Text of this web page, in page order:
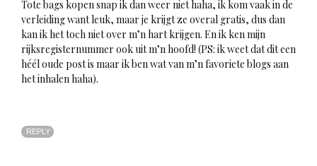
Tote bags kopen snap ik dan weer niet haha, ik kom vaak in de
verleiding want leuk, maar je krijgt ze overal gratis, dus dan
kan ik het toch niet over m’n hart krijgen. En ik ken mijn
rijksregisternummer ook uit m’n hoofd! (PS: ik weet dat dit een
héél oude post is maar ik ben wat van m’n favoriete blogs aan
het inhalen haha).
REPLY